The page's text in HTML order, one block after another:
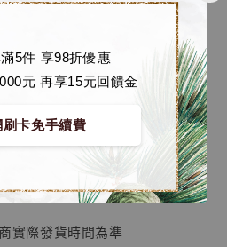
5件 享98折優惠
元 再享15元回饋金
刷卡免手續費
國內運費)
月 (僅供參考)
實際發貨時間為準